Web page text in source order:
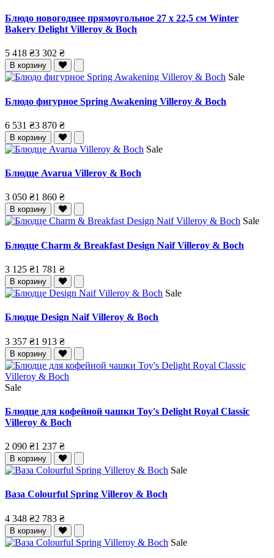
Блюдо новогоднее прямоугольное 27 x 22,5 см Winter
Bakery Delight Villeroy & Boch
5 418 ₴3 302 ₴
В корзину
Sale
Блюдо фигурное Spring Awakening Villeroy & Boch
6 531 ₴3 870 ₴
В корзину
Sale
Блюдце Avarua Villeroy & Boch
3 050 ₴1 860 ₴
В корзину
Sale
Блюдце Charm & Breakfast Design Naif Villeroy & Boch
3 125 ₴1 781 ₴
В корзину
Sale
Блюдце Design Naif Villeroy & Boch
3 357 ₴1 913 ₴
В корзину
Sale
Блюдце для кофейной чашки Toy's Delight Royal Classic
Villeroy & Boch
2 090 ₴1 237 ₴
В корзину
Sale
Ваза Colourful Spring Villeroy & Boch
4 348 ₴2 783 ₴
В корзину
Sale